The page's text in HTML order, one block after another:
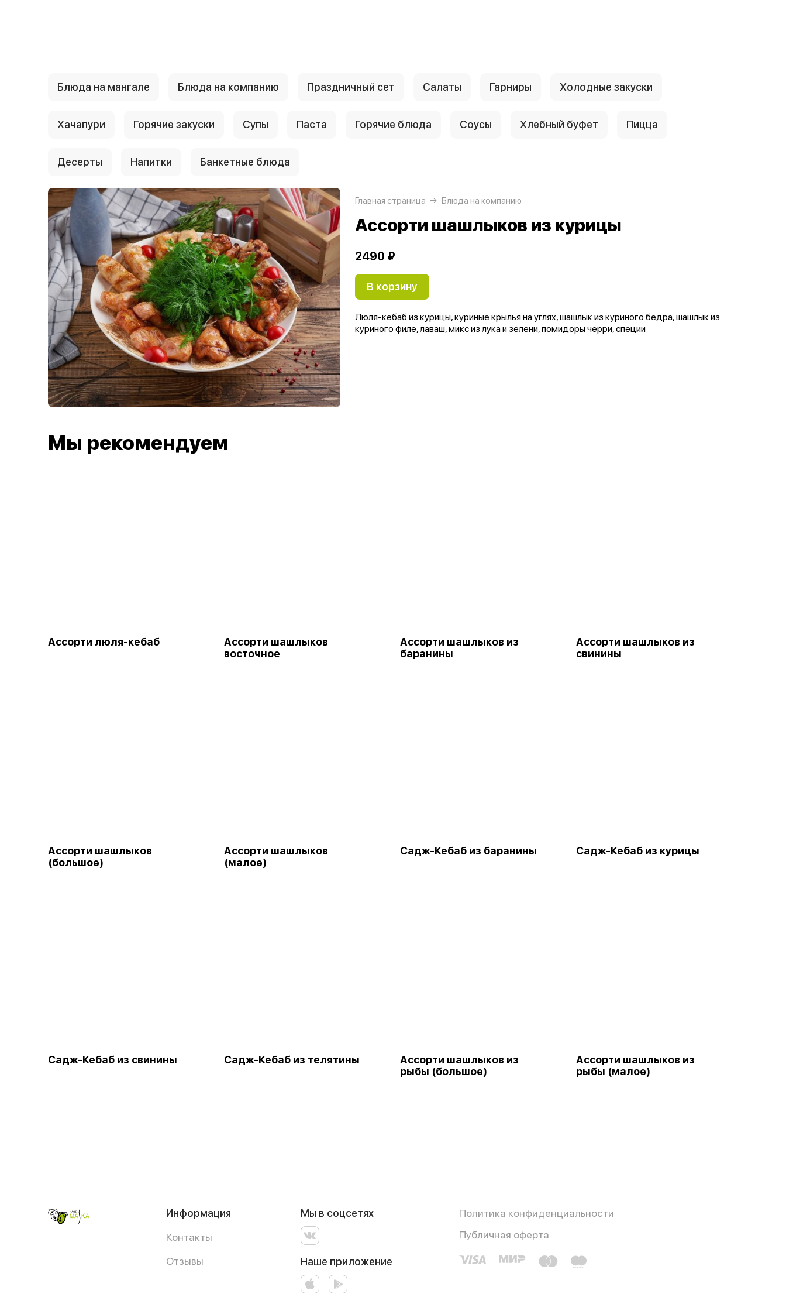
Блюда на мангале Блюда на компанию Праздничный сет Салаты Гарниры Холодные закуски
Хачапури Горячие закуски Супы Паста Горячие блюда Соусы Хлебный буфет Пицца
Десерты Напитки Банкетные блюда
Главная страница Блюда на компанию
Ассорти шашлыков из курицы
2490 ₽
В корзину
Люля-кебаб из курицы, куриные крылья на углях, шашлык из куриного бедра, шашлык из
куриного филе, лаваш, микс из лука и зелени, помидоры черри, специи
Мы рекомендуем
Ассорти люля-кебаб
Ассорти шашлыков
восточное
Ассорти шашлыков из
баранины
Ассорти шашлыков из
свинины
Ассорти шашлыков
(большое)
Ассорти шашлыков
(малое)
Садж-Кебаб из баранины Садж-Кебаб из курицы
Садж-Кебаб из свинины Садж-Кебаб из телятины
Ассорти шашлыков из
рыбы (большое)
Ассорти шашлыков из
рыбы (малое)
Информация
Контакты
Отзывы
Мы в соцсетях
Наше приложение
Политика конфиденциальности
Публичная оферта